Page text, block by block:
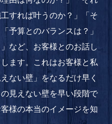
すれば叶うのか？」「そ
予算とのバランスは？」
など、お客様とのお話し
ます。これはお客様と私
ない壁」をなるだけ早く
見えない壁を早い段階で
様の本当のイメージを知